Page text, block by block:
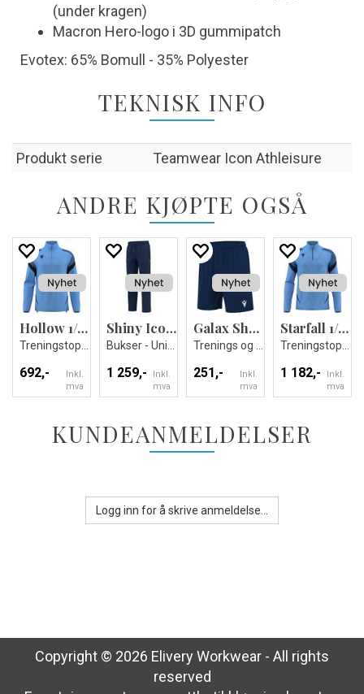
(under kragen)
Macron Hero-logo i 3D gummipatch
Evotex: 65% Bomull - 35% Polyester
TEKNISK INFO
Produkt serie Teamwear Icon Athleisure
ANDRE KJØPTE OGSÅ
Hollow 1/4 zip
692,-
Inkl.
mva
Shiny Icon pant
1 259,-
Inkl.
mva
Galax Shorts
251,-
Inkl.
mva
Starfall 1/4 zip
1 182,-
Inkl.
mva
KUNDEANMELDELSER
Logg inn for å skrive anmeldelse...
Copyright © 2026 Elivery Workwear - All rights
reserved